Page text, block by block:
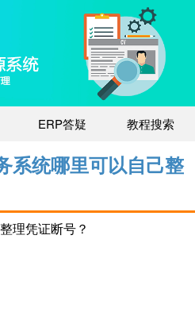
ERP答疑 教程搜索
系统哪里可以自己整
理凭证断号？